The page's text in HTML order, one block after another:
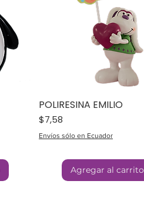
POLIRESINA EMILIO
Precio
$7,58
Envíos sólo en Ecuador
Agregar al carrito